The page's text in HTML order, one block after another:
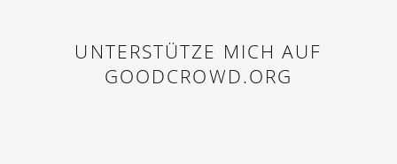
UNTERSTÜTZE MICH AUF
GOODCROWD.ORG